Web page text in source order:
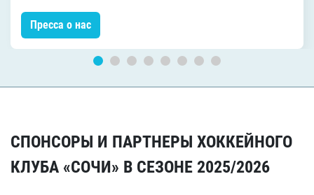
Пресса о нас
СПОНСОРЫ И ПАРТНЕРЫ ХОККЕЙНОГО
КЛУБА «СОЧИ» В СЕЗОНЕ 2025/2026